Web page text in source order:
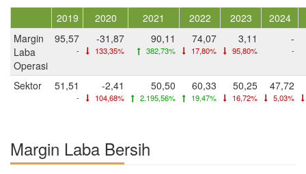
2019 2020 2021 2022 2023
2024
Margin
Laba
Operasi
95,57
-
-31,87
133,35%
90,11
382,73%
74,07
17,80%
3,11
95,80%
-
-
Sektor 51,51
-
-2,41
104,68%
50,50
2.195,56%
60,33
19,47%
50,25
16,72%
47,72
5,03%
Margin Laba Bersih